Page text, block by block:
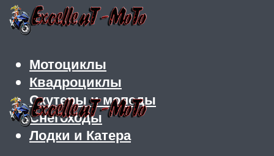
Мотоциклы
Квадроциклы
Скутеры и мопеды
Снегоходы
Лодки и Катера